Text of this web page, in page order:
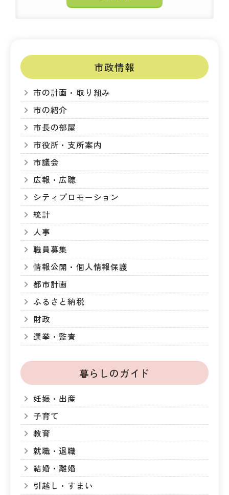
市政情報
市の計画・取り組み
市の紹介
市長の部屋
市役所・支所案内
市議会
広報・広聴
シティプロモーション
統計
人事
職員募集
情報公開・個人情報保護
都市計画
ふるさと納税
財政
選挙・監査
暮らしのガイド
妊娠・出産
子育て
教育
就職・退職
結婚・離婚
引越し・すまい